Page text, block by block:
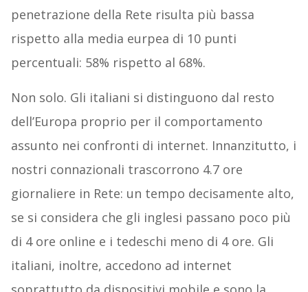
penetrazione della Rete risulta più bassa
rispetto alla media eurpea di 10 punti
percentuali: 58% rispetto al 68%.
Non solo. Gli italiani si distinguono dal resto
dell’Europa proprio per il comportamento
assunto nei confronti di internet. Innanzitutto, i
nostri connazionali trascorrono 4.7 ore
giornaliere in Rete: un tempo decisamente alto,
se si considera che gli inglesi passano poco più
di 4 ore online e i tedeschi meno di 4 ore. Gli
italiani, inoltre, accedono ad internet